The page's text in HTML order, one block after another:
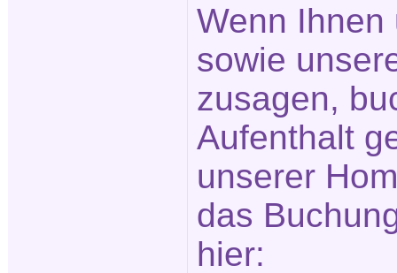
Wenn Ihnen
sowie
zusagen,
Aufenthalt
unserer
das
hier: